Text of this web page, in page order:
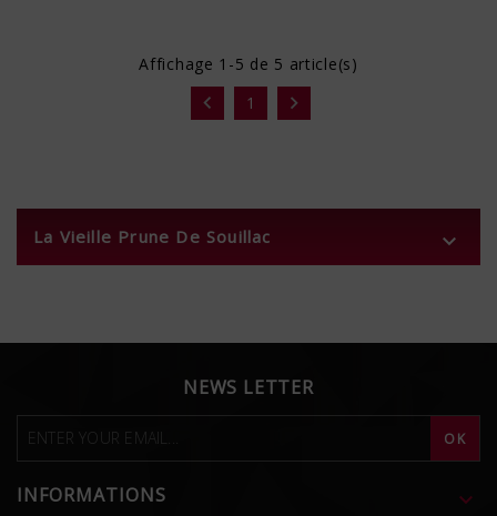
Affichage 1-5 de 5 article(s)
 1 
La Vieille Prune De Souillac 
NEWS LETTER
INFORMATIONS 